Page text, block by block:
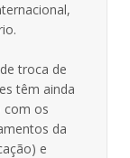
troca de
têm ainda
com os
da
e